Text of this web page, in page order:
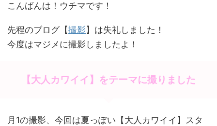
c
e
b
o
k
e
itt
er
er
e
st
こんばんは！ウチマです！
先程のブログ【撮影】は失礼しました！
今度はマジメに撮影しましたよ！
【大人カワイイ】をテーマに撮りました
月1の撮影、今回は夏っぽい【大人カワイイ】スタ